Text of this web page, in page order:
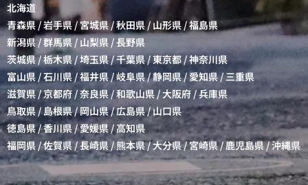
北海道
青森県/岩手県/宮城県/秋田県 / 山形県/福島県
新潟県/群馬県 / 山梨県 /長野県
茨城県 /栃木県/埼玉県/千葉県/東京都 /神奈川県
富山県 /石川県 /福井県/岐阜県/静岡県/愛知県/三重県
滋賀県/京都府/奈良県 /和歌山県/大阪府 /兵庫県
鳥取県 / 島根県/岡山県/広島県/山口県
徳島県/香川県/愛媛県 /高知県
福岡県 /佐賀県 /長崎県/熊本県/大分県/宮崎県/鹿児島県/沖縄県